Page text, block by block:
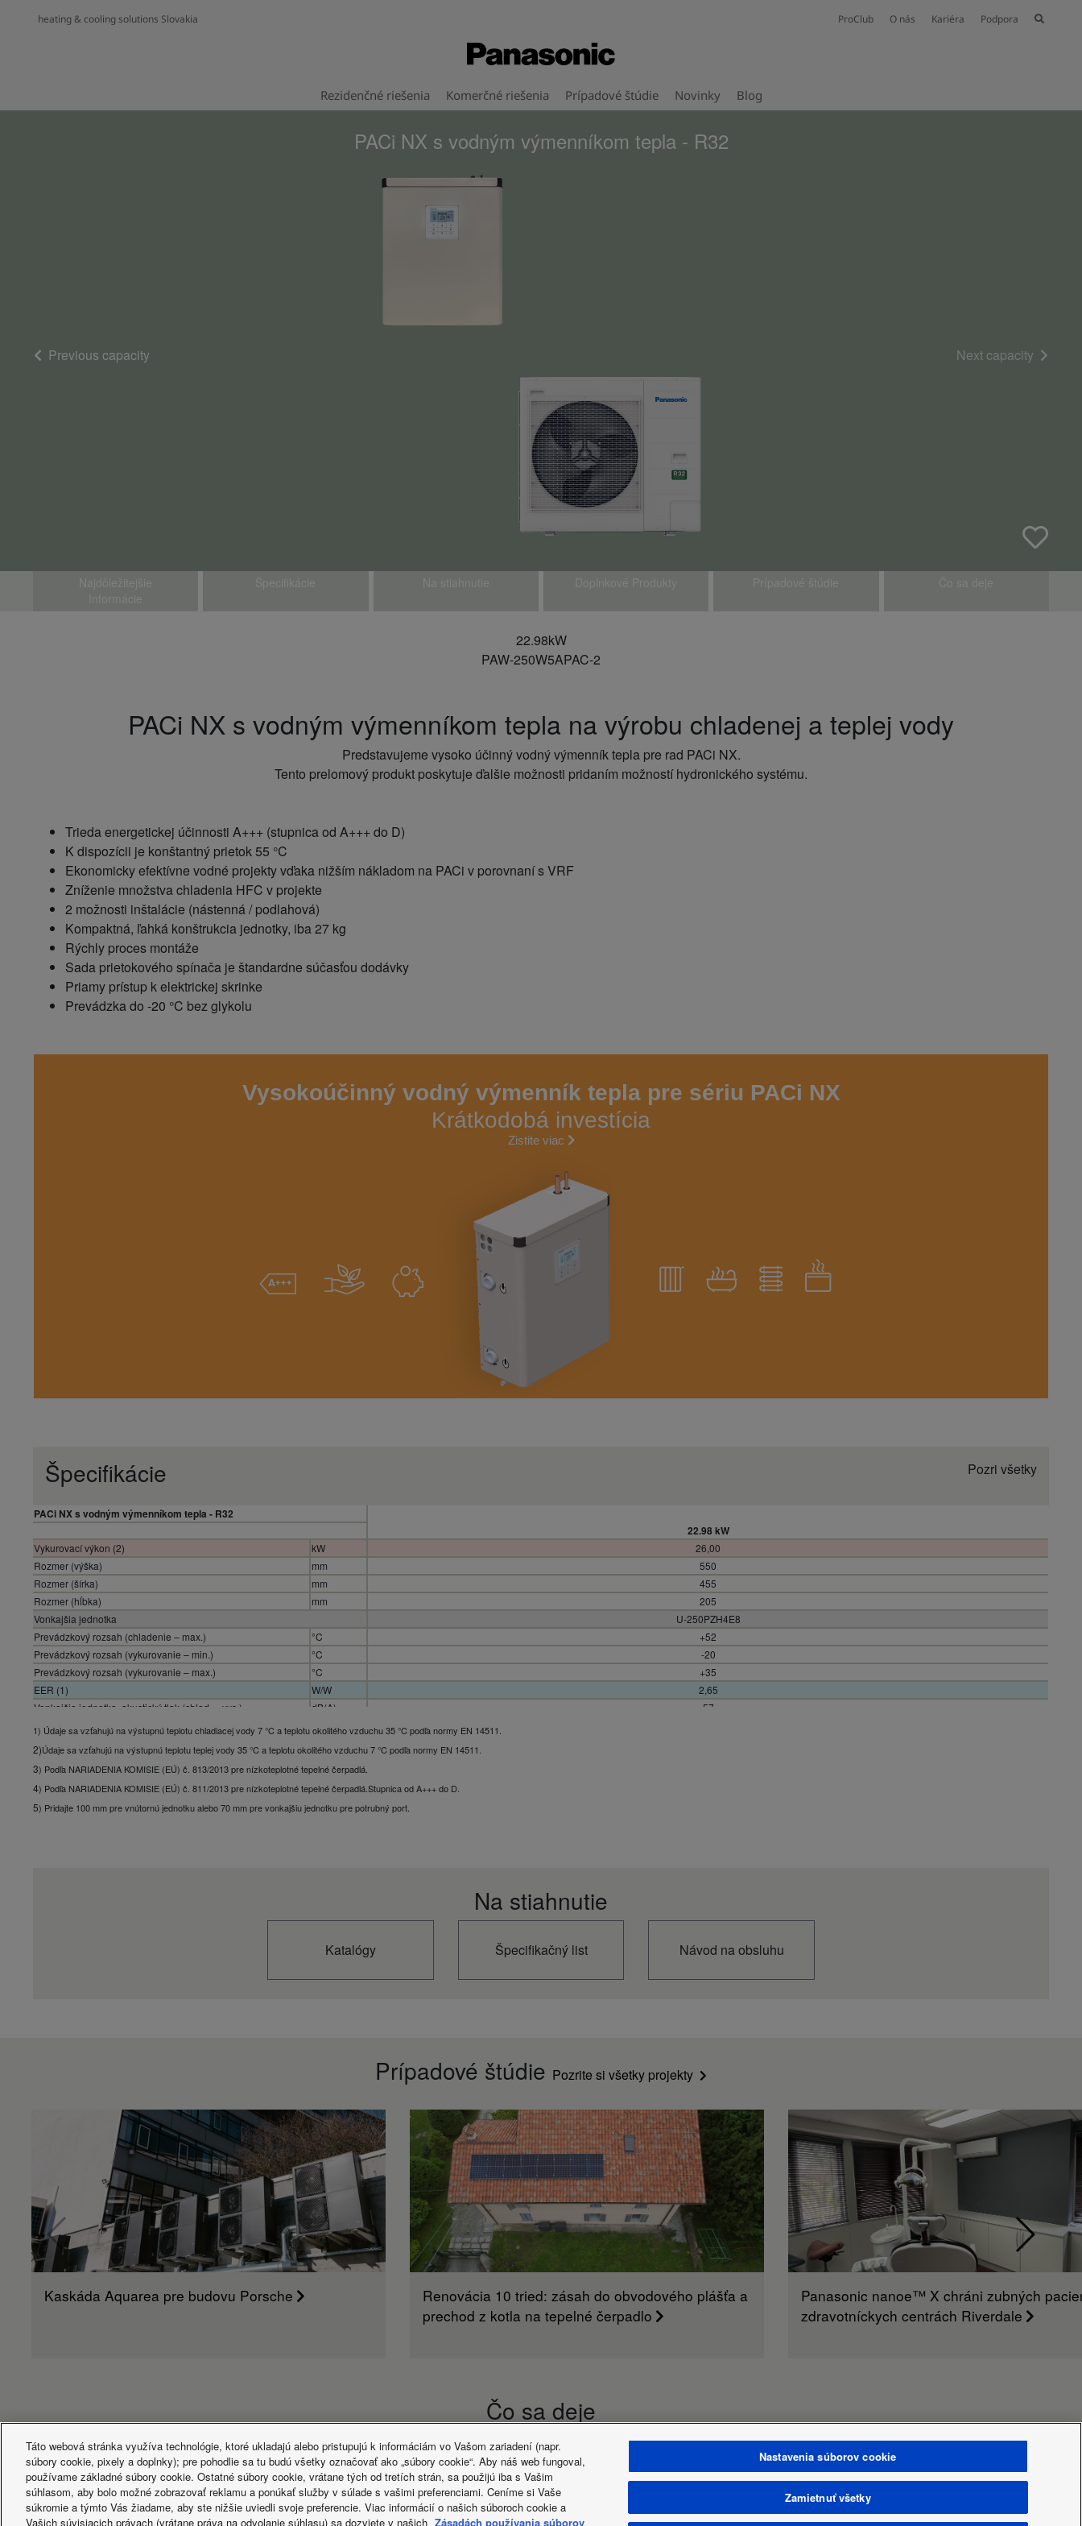
heating & cooling solutions Slovakia ProClub O nás Kariéra Podpora
Rezidenčné riešenia Komerčné riešenia Prípadové štúdie Novinky Blog
PACi NX s vodným výmenníkom tepla - R32
Previous capacity Next capacity
22.98kW
PAW-250W5APAC-2
PACi NX s vodným výmenníkom tepla na výrobu chladenej a teplej vody
Predstavujeme vysoko účinný vodný výmenník tepla pre rad PACi NX.
Tento prelomový produkt poskytuje ďalšie možnosti pridaním možností hydronického systému.
Trieda energetickej účinnosti A+++ (stupnica od A+++ do D)
K dispozícii je konštantný prietok 55 °C
Ekonomicky efektívne vodné projekty vďaka nižším nákladom na PACi v porovnaní s VRF
Zníženie množstva chladenia HFC v projekte
2 možnosti inštalácie (nástenná / podlahová)
Kompaktná, ľahká konštrukcia jednotky, iba 27 kg
Rýchly proces montáže
Sada prietokového spínača je štandardne súčasťou dodávky
Priamy prístup k elektrickej skrinke
Prevádzka do -20 °C bez glykolu
Vysokoúčinný vodný výmenník tepla pre sériu PACi NX
Krátkodobá investícia
Zistite viac
Špecifikácie Pozri všetky
PACi NX s vodným výmenníkom tepla - R32
22.98 kW
Vykurovací výkon (2) kW
26,00
Rozmer (výška)
mm
550
Rozmer (šírka)
mm
455
Rozmer (hĺbka)
mm
205
Vonkajšia jednotka
U-250PZH4E8
Prevádzkový rozsah (chladenie – max.)
°C
+52
Prevádzkový rozsah (vykurovanie – min.)
°C
-20
Prevádzkový rozsah (vykurovanie – max.)
°C
+35
EER (1)
W/W
2,65
Vonkajšia jednotka, akustický tlak (chlad. – vys.)
dB(A)
57
Vonkajšia jednotka, akustický tlak (vykur. – vys.)
dB(A)
Chladiaci výkon (1)
Referencia
COP (2)
ηs,h (LOT1) (3)
%
Prietok chladiacej vody (∆T = 5 K. 35 °C)
m³/h
Trieda energetickej účinnosti, 35 °C (nízka teplota tepel. čerp.) (stupnica od
Trieda energetickej účinnosti, 55 °C (nízka teplota tepel. čerp.) (stupnica od
A+
°C
-15
Vonkajší závit 1 ¼
Rozmer vonkajšej jednotky (šírka)
mm
1.140 (5)
Rozmer vonkajšej jednotky (hĺbka)
mm
460
Priemer potrubia (kvapalina)
Inch (mm)
1/2 (12,7)
Priemer potrubia (plyn)
Inch (mm)
7/8 (22,22)
Prevýšenie medzi jednotkami (vstup/výstup)
m
30
Dĺžka vopred naplneného potrubia
m
30
Doplnenie chladiva
g/m 80
1) Údaje sa vzťahujú na výstupnú teplotu chladiacej vody 7 °C a teplotu okolitého vzduchu 35 °C podľa normy EN 14511.
2)Údaje sa vzťahujú na výstupnú teplotu teplej vody 35 °C a teplotu okolitého vzduchu 7 °C podľa normy EN 14511.
3) Podľa NARIADENIA KOMISIE (EÚ) č. 813/2013 pre nízkoteplotné tepelné čerpadlá
4) Podľa NARIADENIA KOMISIE (EÚ) č. 811/2013 pre nízkoteplotné tepelné čerpadlá.Stupnica od A+++ do D.
5) Pridajte 100 mm pre vnútornú jednotku alebo 70 mm pre vonkajšiu jednotku pre potrubný port.
Na stiahnutie
Katalógy Špecifikačný list Návod na obsluhu
Prípadové štúdie Pozrite si všetky projekty
Kaskáda Aquarea pre budovu Porsche
Renovácia 10 tried: zásah do obvodového plášťa a
prechod z kotla na tepelné čerpadlo
Panasonic nanoe™ X chráni zubných
zdravotníckych centrách Riverdale
Čo sa deje
Facebook Instagram Youtube
LinkedIn
O nás
Kontaktujte nás Mapa Stránok Podmienky Používania Data act Novinky Energetické štítky Oblasť / Krajina
Táto webová stránka využíva technológie, ktoré ukladajú alebo pristupujú k informáciám vo Vašom zariadení (napr.
súbory cookie, pixely a doplnky); pre pohodlie sa tu budú všetky označovať ako „súbory cookie“. Aby náš web fungoval,
používame základné súbory cookie. Ostatné súbory cookie, vrátane tých od tretích strán, sa použijú iba s Vašim
súhlasom, aby bolo možné zobrazovať reklamu a ponúkať služby v súlade s vašimi preferenciami. Ceníme si Vaše
súkromie a týmto Vás žiadame, aby ste nižšie uviedli svoje preferencie. Viac informácií o našich súboroch cookie a
Vašich súvisiacich právach (vrátane práva na odvolanie súhlasu) sa dozviete v našich Zásadách používania súborov
Nastavenia súborov cookie
Zamietnuť všetky